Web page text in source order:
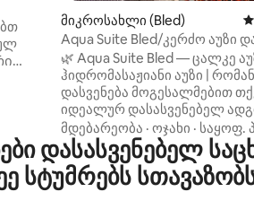
მიკროსახლი (Bled)
Aqua Suite Bled/კერძო აუზი
ჰიდრომასაჟით
🌿 Aqua Suite Bled — ცალკე
ჰიდრომასაჟიანი აუზი |
დასვენება მოგესალმებით
იდეალურ დასასვენებელ
ბლედში. Aqua Apartment
განკუთვნილია დასვენების,
კომფორტისა და დაუვიწყარი
მომენტებისთვის — მასში
სეზონური აუზი
მდებარეობა · ოჯახი · საყოფ.
დასასვენებელ
სტუმრებს